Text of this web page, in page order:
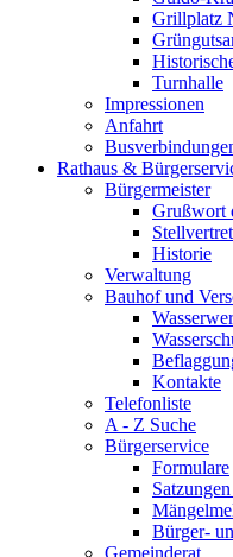
Grillplatz
Turnhalle
Impressionen
Anfahrt
Rathaus &
Bürgermeister
Grußwort
Historie
Verwaltung
Bauhof und
Kontakte
Telefonliste
A - Z Suche
Bürgerservice
Formulare
Bürger-
Gemeinderat